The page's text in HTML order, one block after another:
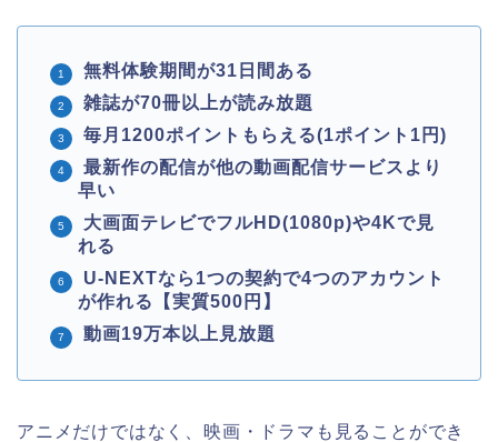
無料体験期間が31日間ある
雑誌が70冊以上が読み放題
毎月1200ポイントもらえる(1ポイント1円)
最新作の配信が他の動画配信サービスより
早い
大画面テレビでフルHD(1080p)や4Kで見
れる
U-NEXTなら1つの契約で4つのアカウント
が作れる【実質500円】
動画19万本以上見放題
アニメだけではなく、映画・ドラマも見ることができ